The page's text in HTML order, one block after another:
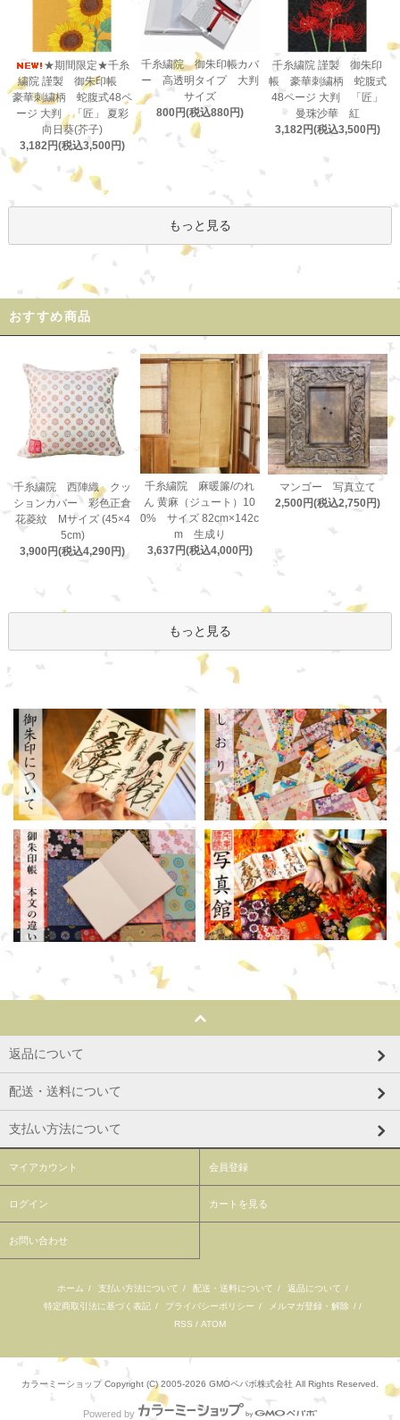
★期間限定★千糸
繍院 謹製 御朱印帳
豪華刺繍柄 蛇腹式48ペ
ージ 大判 「匠」 夏彩
向日葵(芥子)
3,182円(税込3,500円)
千糸繍院 御朱印帳カバ
ー 高透明タイプ 大判
サイズ
800円(税込880円)
千糸繍院 謹製 御朱印
帳 豪華刺繍柄 蛇腹式
48ページ 大判 「匠」
曼珠沙華 紅
3,182円(税込3,500円)
もっと見る
おすすめ商品
千糸繍院 西陣織 クッ
ションカバー 彩色正倉
花菱紋 Mサイズ (45×4
5cm)
3,900円(税込4,290円)
千糸繍院 麻暖簾/のれ
ん 黄麻（ジュート）10
0% サイズ 82cm×142c
m 生成り
3,637円(税込4,000円)
マンゴー 写真立て
2,500円(税込2,750円)
もっと見る
返品について
配送・送料について
支払い方法について
マイアカウント 会員登録
ログイン カートを見る
お問い合わせ
ホーム / 支払い方法について / 配送・送料について / 返品について /
特定商取引法に基づく表記 / プライバシーポリシー / メルマガ登録・解除 / /
RSS / ATOM
カラーミーショップ Copyright (C) 2005-2026 GMOペパボ株式会社 All Rights Reserved.
Powered by